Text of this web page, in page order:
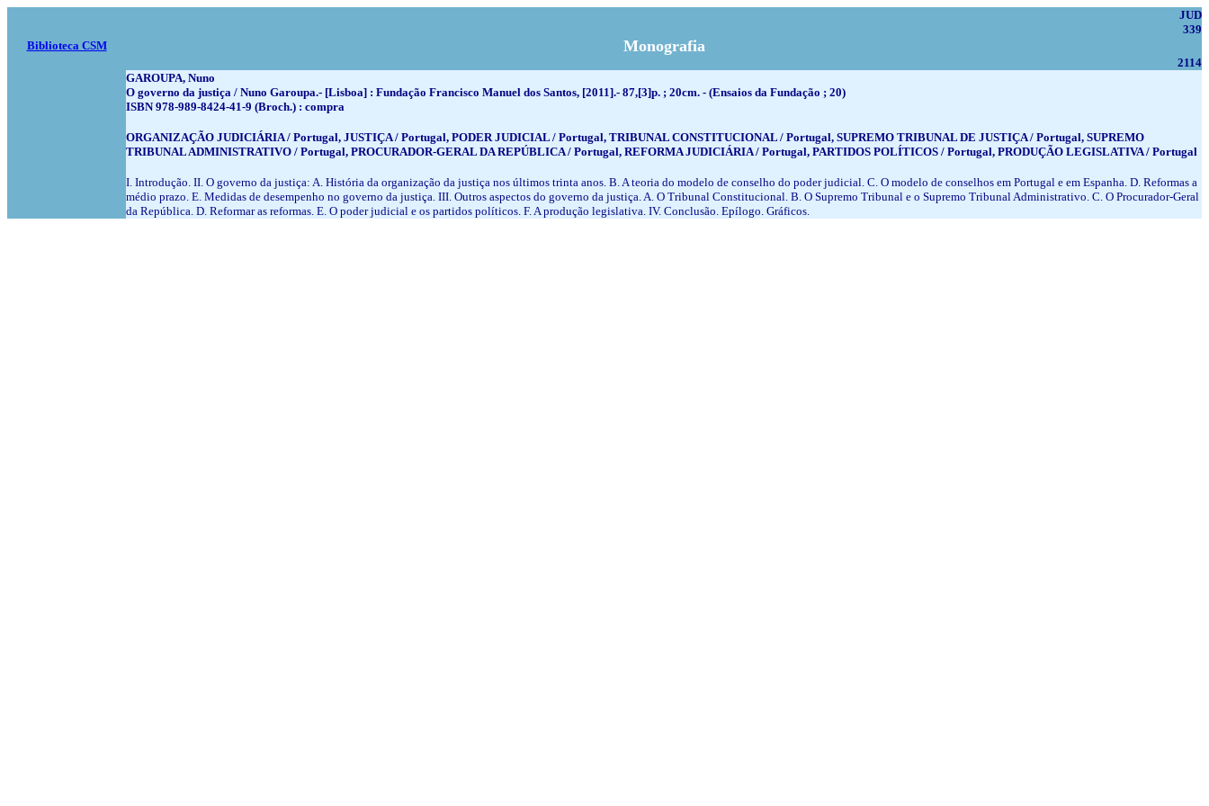
Biblioteca CSM
JUD
339
Monografia
2114
GAROUPA, Nuno
O governo da justiça / Nuno Garoupa.- [Lisboa] : Fundação Francisco Manuel dos Santos, [2011].- 87,[3]p. ; 20cm. - (Ensaios da Fundação ; 20)
ISBN 978-989-8424-41-9 (Broch.) : compra
ORGANIZAÇÃO JUDICIÁRIA / Portugal, JUSTIÇA / Portugal, PODER JUDICIAL / Portugal, TRIBUNAL CONSTITUCIONAL / Portugal, SUPREMO TRIBUNAL DE JUSTIÇA / Portugal, SUPREMO
TRIBUNAL ADMINISTRATIVO / Portugal, PROCURADOR-GERAL DA REPÚBLICA / Portugal, REFORMA JUDICIÁRIA / Portugal, PARTIDOS POLÍTICOS / Portugal, PRODUÇÃO LEGISLATIVA / Portugal
I. Introdução. II. O governo da justiça: A. História da organização da justiça nos últimos trinta anos. B. A teoria do modelo de conselho do poder judicial. C. O modelo de conselhos em Portugal e em Espanha. D. Reformas a
médio prazo. E. Medidas de desempenho no governo da justiça. III. Outros aspectos do governo da justiça. A. O Tribunal Constitucional. B. O Supremo Tribunal e o Supremo Tribunal Administrativo. C. O Procurador-Geral
da República. D. Reformar as reformas. E. O poder judicial e os partidos políticos. F. A produção legislativa. IV. Conclusão. Epílogo. Gráficos.